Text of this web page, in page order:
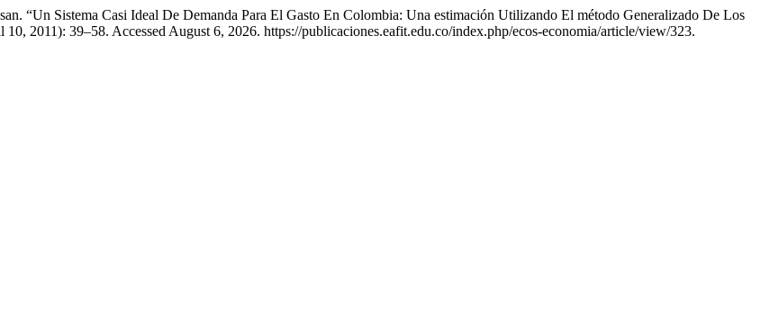
“Un Sistema Casi Ideal De Demanda Para El Gasto En Colombia: Una estimación Utilizando El método Generalizado De Los
2011): 39–58. Accessed August 6, 2026. https://publicaciones.eafit.edu.co/index.php/ecos-economia/article/view/323.